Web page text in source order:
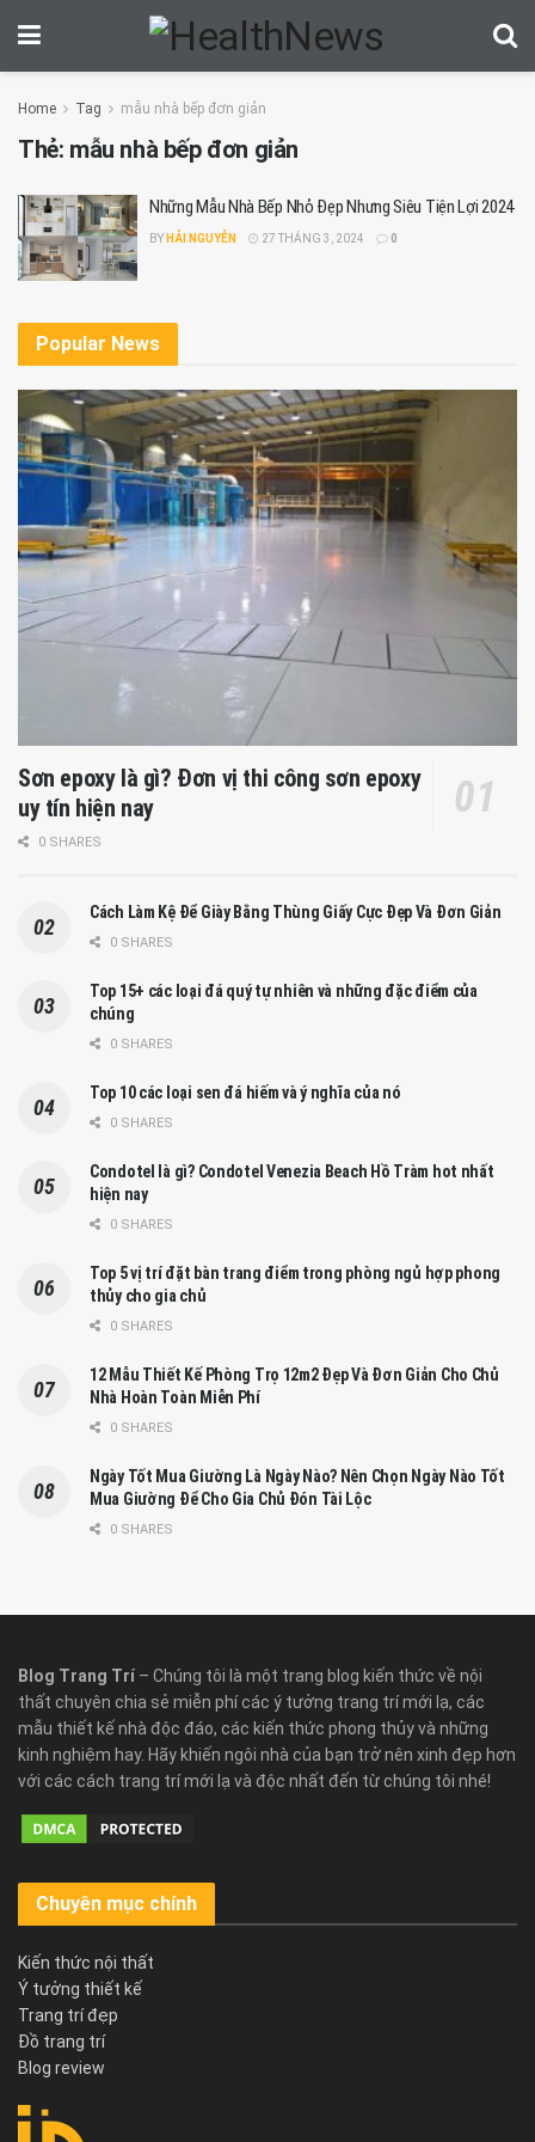
Home Tag mẫu nhà bếp đơn giản
Thẻ: mẫu nhà bếp đơn giản
Những Mẫu Nhà Bếp Nhỏ Đẹp Nhưng Siêu Tiện Lợi 2024
BY HẢI NGUYỄN 27 THÁNG 3, 2024 0
Popular News
Sơn epoxy là gì? Đơn vị thi công sơn epoxy
uy tín hiện nay
0 SHARES
Cách Làm Kệ Để Giày Bằng Thùng Giấy Cực Đẹp Và Đơn Giản
0 SHARES
Top 15+ các loại đá quý tự nhiên và những đặc điểm của
chúng
0 SHARES
Top 10 các loại sen đá hiếm và ý nghĩa của nó
0 SHARES
Condotel là gì? Condotel Venezia Beach Hồ Tràm hot nhất
hiện nay
0 SHARES
Top 5 vị trí đặt bàn trang điểm trong phòng ngủ hợp phong
thủy cho gia chủ
0 SHARES
12 Mẫu Thiết Kế Phòng Trọ 12m2 Đẹp Và Đơn Giản Cho Chủ
Nhà Hoàn Toàn Miễn Phí
0 SHARES
Ngày Tốt Mua Giường Là Ngày Nào? Nên Chọn Ngày Nào Tốt
Mua Giường Để Cho Gia Chủ Đón Tài Lộc
0 SHARES
Blog Trang Trí – Chúng tôi là một trang blog kiến thức về nội
thất chuyên chia sẻ miễn phí các ý tưởng trang trí mới lạ, các
mẫu thiết kế nhà độc đáo, các kiến thức phong thủy và những
kinh nghiệm hay. Hãy khiến ngôi nhà của bạn trở nên xinh đẹp hơn
với các cách trang trí mới lạ và độc nhất đến từ chúng tôi nhé!
Chuyên mục chính
Kiến thức nội thất
Ý tưởng thiết kế
Trang trí đẹp
Đồ trang trí
Blog review